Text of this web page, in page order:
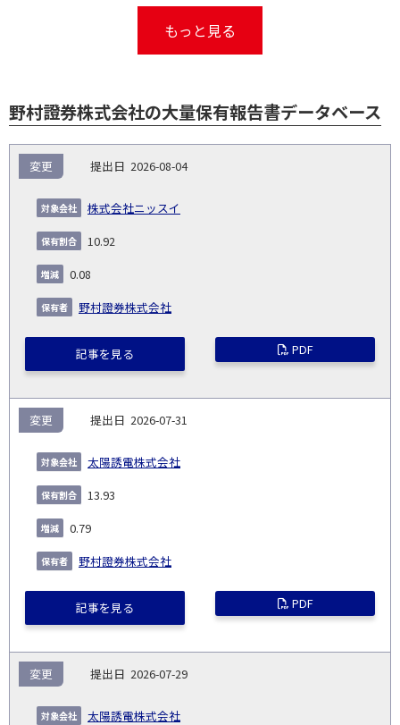
もっと見る
野村證券株式会社の大量保有報告書データベース
NO.
告
義
務
発
生
日
出
コー
象
2026-08-04
株式会社ニッスイ
変更
10.92
0.08
野村證券株式会社
記事を見る PDF
2026-07-31
太陽誘電株式会社
変更
13.93
0.79
野村證券株式会社
記事を見る PDF
2026-07-29
太陽誘電株式会社
変更